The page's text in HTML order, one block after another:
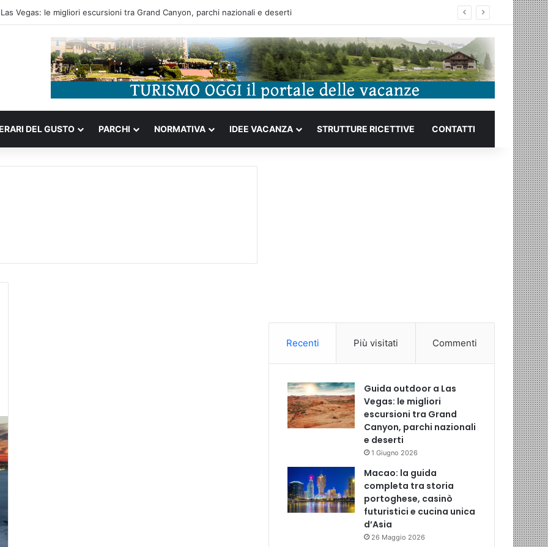
tra storia portoghese, casinò futuristici e cucina unica d’Asia
DEL GUSTO PARCHI NORMATIVA IDEE VACANZA STRUTTURE RICETTIVE CONTATTI
Recenti Più visitati Commenti
Guida outdoor a Las
Vegas: le migliori
escursioni tra Grand
Canyon, parchi nazionali
e deserti
1 Giugno 2026
Macao: la guida
completa tra storia
portoghese, casinò
futuristici e cucina unica
d’Asia
26 Maggio 2026